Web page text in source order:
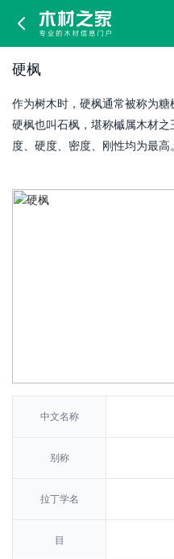
硬
枫
硬枫
作为树木时，硬枫通常被称为糖
硬枫也叫石枫，堪称槭属木材
度、硬度、密度、刚性均为最高。
中文名称
别称
拉丁学名
目